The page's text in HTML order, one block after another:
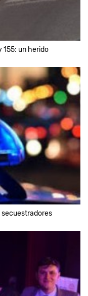
155: un herido
secuestradores